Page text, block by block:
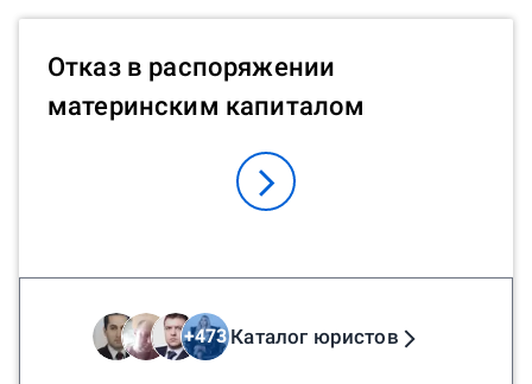
Отказ в распоряжении
материнским капиталом
+473Каталог юристов